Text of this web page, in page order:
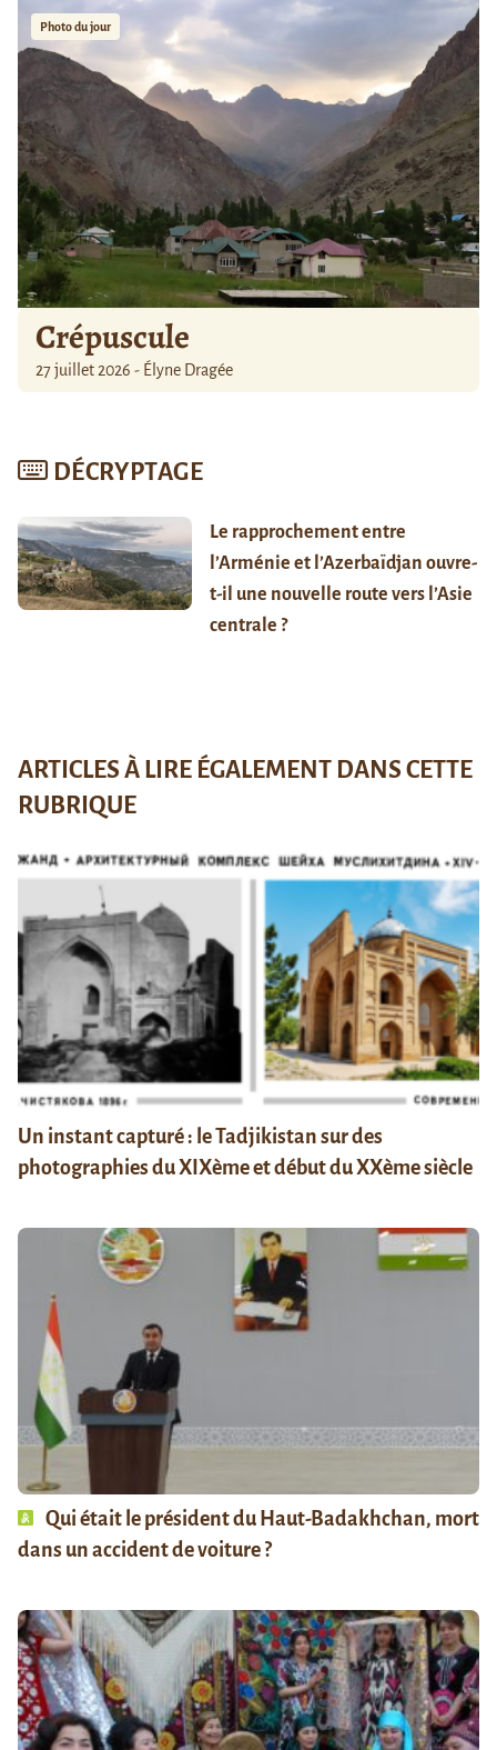
Photo du jour
Crépuscule
27 juillet 2026 - Élyne Dragée
DÉCRYPTAGE
Le rapprochement entre
l’Arménie et l’Azerbaïdjan ouvre-
t-il une nouvelle route vers l’Asie
centrale ?
ARTICLES À LIRE ÉGALEMENT DANS CETTE
RUBRIQUE
Un instant capturé : le Tadjikistan sur des
photographies du XIXème et début du XXème siècle
Qui était le président du Haut-Badakhchan, mort
dans un accident de voiture ?